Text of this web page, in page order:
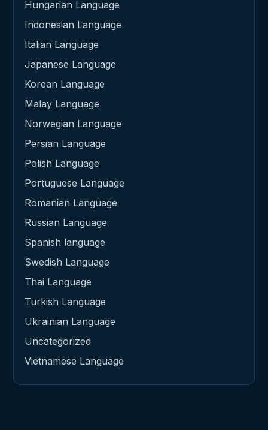
Hungarian Language
Indonesian Language
Italian Language
Japanese Language
Korean Language
Malay Language
Norwegian Language
Persian Language
Polish Language
Portuguese Language
Romanian Language
Russian Language
Spanish language
Swedish Language
Thai Language
Turkish Language
Ukrainian Language
Uncategorized
Vietnamese Language